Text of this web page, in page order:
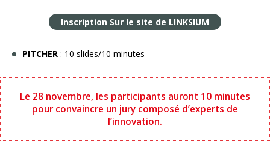
Inscription Sur le site de LINKSIUM
PITCHER : 10 slides/10 minutes
Le 28 novembre, les participants auront 10 minutes
pour convaincre un jury composé d’experts de
l’innovation.